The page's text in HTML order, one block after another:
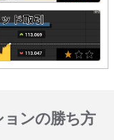
ンの勝ち方